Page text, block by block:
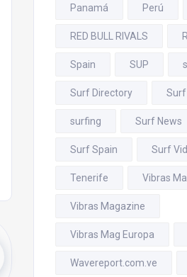
Panamá Perú
RED BULL RIVALS
Spain SUP
Surf Directory
surfing Surf News
Surf Spain Surf
Tenerife Vibras
Vibras Magazine
Vibras Mag Europa
Wavereport.com.ve